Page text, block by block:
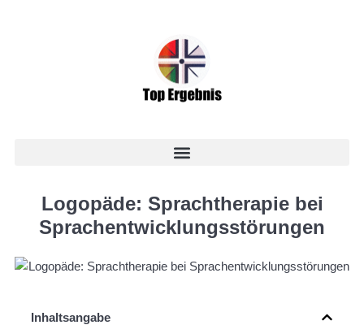
Logopäde: Sprachtherapie bei
Sprachentwicklungsstörungen
Inhaltsangabe